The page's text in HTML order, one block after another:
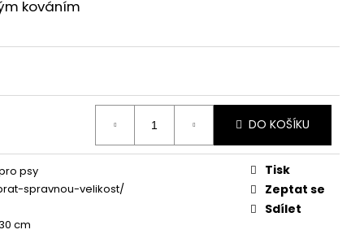
kováním
DO KOŠÍKU
psy
spravnou-velikost/
cm
Tisk
Zeptat se
Sdílet